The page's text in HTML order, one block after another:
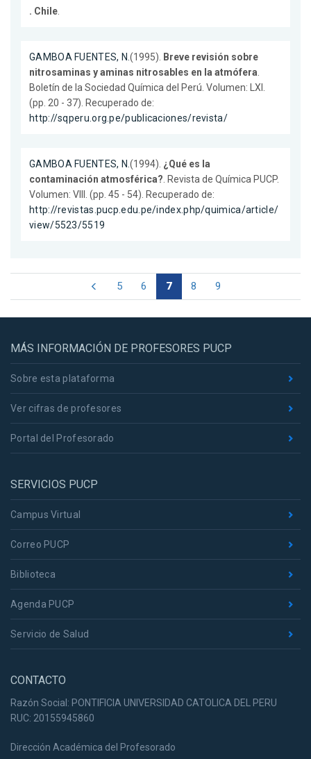
. Chile.
GAMBOA FUENTES, N.(1995). Breve revisión sobre
nitrosaminas y aminas nitrosables en la atmófera.
Boletín de la Sociedad Química del Perú. Volumen: LXI.
(pp. 20 - 37). Recuperado de:
http://sqperu.org.pe/publicaciones/revista/
GAMBOA FUENTES, N.(1994). ¿Qué es la
contaminación atmosférica?. Revista de Química PUCP.
Volumen: VIII. (pp. 45 - 54). Recuperado de:
http://revistas.pucp.edu.pe/index.php/quimica/article/
view/5523/5519
5 6 7 8 9
MÁS INFORMACIÓN DE PROFESORES PUCP
Sobre esta plataforma
Ver cifras de profesores
Portal del Profesorado
SERVICIOS PUCP
Campus Virtual
Correo PUCP
Biblioteca
Agenda PUCP
Servicio de Salud
CONTACTO
Razón Social: PONTIFICIA UNIVERSIDAD CATOLICA DEL PERU
RUC: 20155945860
Dirección Académica del Profesorado